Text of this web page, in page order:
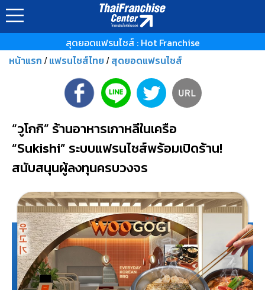
สุดยอดแฟรนไชส์ : Hot Franchise
หน้าแรก / แฟรนไชส์ไทย / สุดยอดแฟรนไชส์
“วูโกกิ” ร้านอาหารเกาหลีในเครือ
“Sukishi” ระบบแฟรนไชส์พร้อมเปิดร้าน!
สนับสนุนผู้ลงทุนครบวงจร